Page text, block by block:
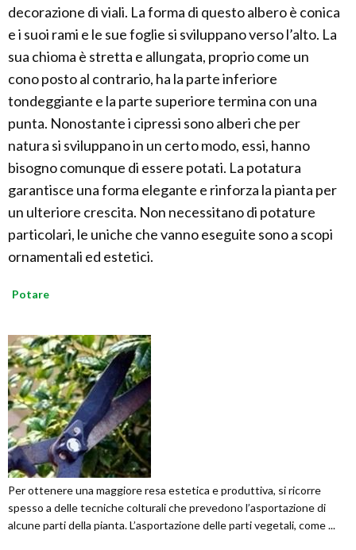
decorazione di viali. La forma di questo albero è conica
e i suoi rami e le sue foglie si sviluppano verso l’alto. La
sua chioma è stretta e allungata, proprio come un
cono posto al contrario, ha la parte inferiore
tondeggiante e la parte superiore termina con una
punta. Nonostante i cipressi sono alberi che per
natura si sviluppano in un certo modo, essi, hanno
bisogno comunque di essere potati. La potatura
garantisce una forma elegante e rinforza la pianta per
un ulteriore crescita. Non necessitano di potature
particolari, le uniche che vanno eseguite sono a scopi
ornamentali ed estetici.
Potare
Per ottenere una maggiore resa estetica e produttiva, si ricorre
spesso a delle tecniche colturali che prevedono l’asportazione di
alcune parti della pianta. L’asportazione delle parti vegetali, come ...